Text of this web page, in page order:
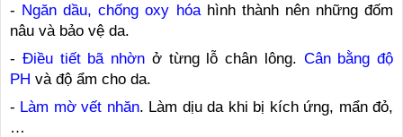
- Ngăn dầu, chống oxy hóahình thành nên những đốm
nâu và bảo vệ da.
- Điều tiết bã nhờn ở từng lỗ chân lông. Cân bằng độ
PH và độ ẩm cho da.
- Làm mờ vết nhăn. Làm dịu da khi bị kích ứng, mẩn đỏ,
…